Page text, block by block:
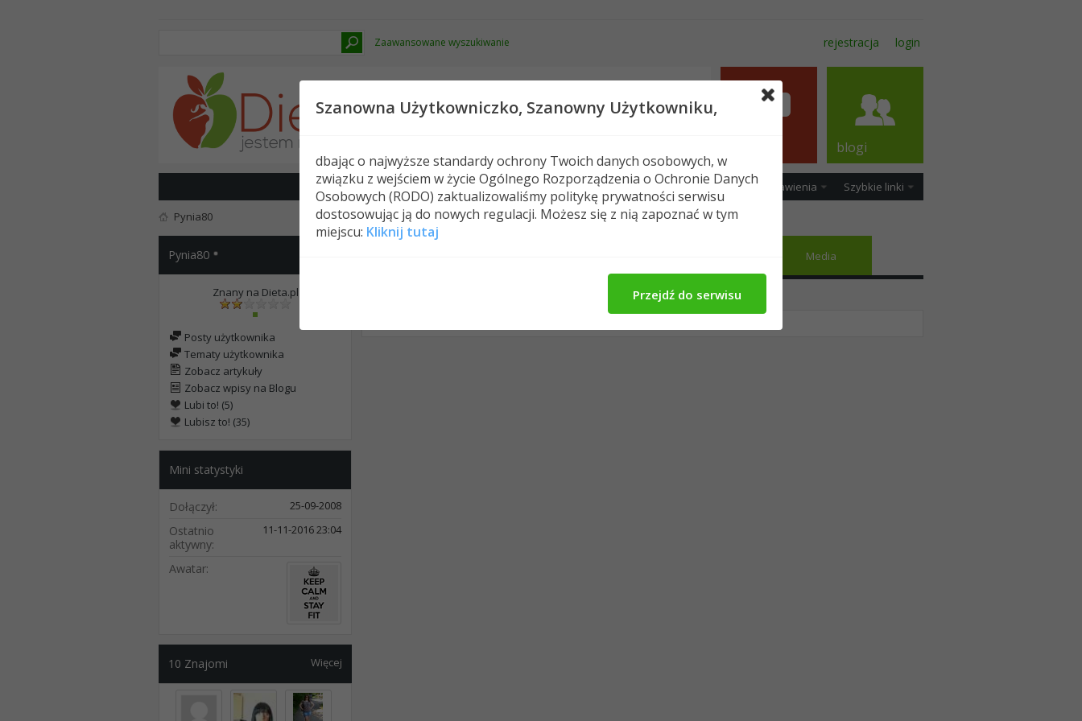
Zaawansowane wyszukiwanie rejestracja login
Nowe posty FAQ Kalendarz Spełeczność Ustawienia Szybkie linki
blogi
Pynia80
Pynia80
Znany na Dieta.pl
Posty użytkownika
Tematy użytkownika
Zobacz artykuły
Zobacz wpisy na Blogu
Lubi to! (5)
Lubisz to! (35)
Mini statystyki
Dołączył 25-09-2008
Ostatnio
aktywny
11-11-201623:04
Awatar
Więcej
10 Znajomi
Media
Szanowna Użytkowniczko, Szanowny Użytkowniku,
dbając o najwyższe standardy ochrony Twoich danych osobowych, w
związku z wejściem w życie Ogólnego Rozporządzenia o Ochronie Danych
Osobowych (RODO) zaktualizowaliśmy politykę prywatności serwisu
dostosowując ją do nowych regulacji. Możesz się z nią zapoznać w tym
miejscu: Kliknij tutaj
Przejdź do serwisu